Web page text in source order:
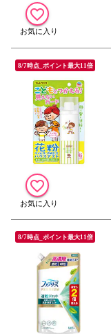
8/7時点_ポイント最大11倍
8/7時点_ポイント最大11倍